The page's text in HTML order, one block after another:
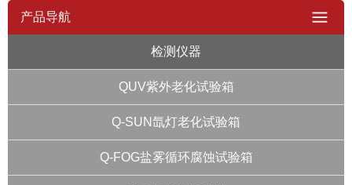
产品导航
检测仪器
QUV紫外老化试验箱
Q-SUN氙灯老化试验箱
Q-FOG盐雾循环腐蚀试验箱